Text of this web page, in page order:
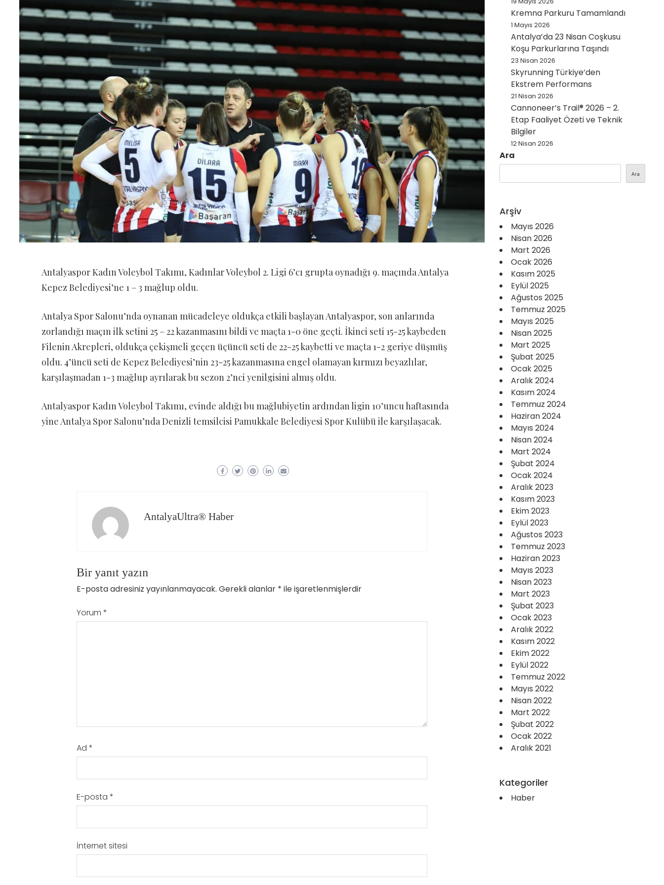
Antalyaspor Kadın Voleybol Takımı, Kadınlar Voleybol 2. Ligi 6’cı grupta oynadığı 9. maçında Antalya
Kepez Belediyesi’ne 1 – 3 mağlup oldu.
Antalya Spor Salonu’nda oynanan mücadeleye oldukça etkili başlayan Antalyaspor, son anlarında
zorlandığı maçın ilk setini 25 – 22 kazanmasını bildi ve maçta 1-0 öne geçti. İkinci seti 15-25 kaybeden
Filenin Akrepleri, oldukça çekişmeli geçen üçüncü seti de 22-25 kaybetti ve maçta 1-2 geriye düşmüş
oldu. 4’üncü seti de Kepez Belediyesi’nin 23-25 kazanmasına engel olamayan kırmızı beyazlılar,
karşılaşmadan 1-3 mağlup ayrılarak bu sezon 2’nci yenilgisini almış oldu.
Antalyaspor Kadın Voleybol Takımı, evinde aldığı bu mağlubiyetin ardından ligin 10’uncu haftasında
yine Antalya Spor Salonu’nda Denizli temsilcisi Pamukkale Belediyesi Spor Kulübü ile karşılaşacak.
AntalyaUltra® Haber
Bir yanıt yazın
E-posta adresiniz yayınlanmayacak. Gerekli alanlar * ile işaretlenmişlerdir
Yorum *
Ad *
E-posta *
İnternet sitesi
Kremna Parkuru Tamamlandı
1 Mayıs 2026
Antalya’da 23 Nisan Coşkusu
Koşu Parkurlarına Taşındı
23 Nisan 2026
Skyrunning Türkiye’den
Ekstrem Performans
21 Nisan 2026
Cannoneer’s Trail® 2026 – 2.
Etap Faaliyet Özeti ve Teknik
Bilgiler
12 Nisan 2026
Ara
Ara
Arşiv
Mayıs 2026
Nisan 2026
Mart 2026
Ocak 2026
Kasım 2025
Eylül 2025
Ağustos 2025
Temmuz 2025
Mayıs 2025
Nisan 2025
Mart 2025
Şubat 2025
Ocak 2025
Aralık 2024
Kasım 2024
Temmuz 2024
Haziran 2024
Mayıs 2024
Nisan 2024
Mart 2024
Şubat 2024
Ocak 2024
Aralık 2023
Kasım 2023
Ekim 2023
Eylül 2023
Ağustos 2023
Temmuz 2023
Haziran 2023
Mayıs 2023
Nisan 2023
Mart 2023
Şubat 2023
Ocak 2023
Aralık 2022
Kasım 2022
Ekim 2022
Eylül 2022
Temmuz 2022
Mayıs 2022
Nisan 2022
Mart 2022
Şubat 2022
Ocak 2022
Aralık 2021
Kategoriler
Haber